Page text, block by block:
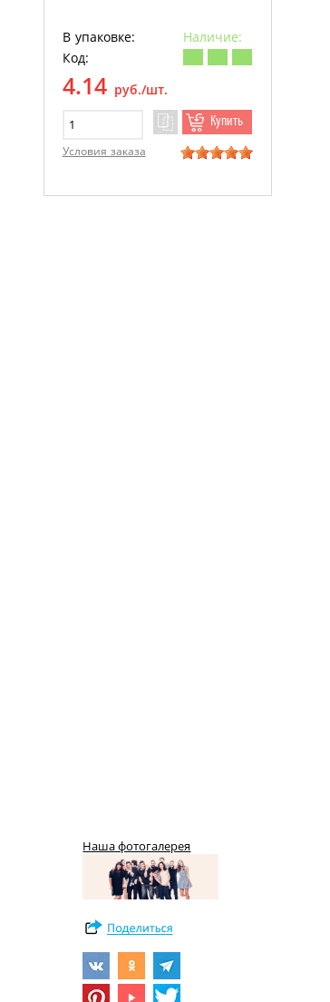
В упаковке:
Наличие:
Код:
4.14 руб./шт.
Купить
Условия заказа
Наша фотогалерея